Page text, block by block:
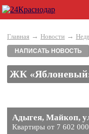
Главная → Новости →
НАПИСАТЬ НОВОСТЬ
ЖК
Адыгея, Майкоп,
Квартиры от 7 602